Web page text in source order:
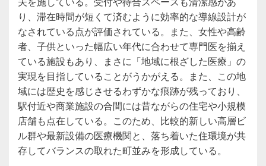
り、滞在時間が短くて済むように効率的な導線設計が
なされている点が評価されている。また、女性や高齢
者、子供といった幅広い年代に合わせて専門医を揃え
ている施設もあり、まさに「地域に根ざした医療」の
実現を目指していることがうかがえる。また、この地
域には歴史を感じさせるわずかな痕跡が残っており、
駅付近や商業施設の合間には昔ながらの住宅や小規模
店舗も点在している。このため、比較的新しい高層ビ
ル群や最新設備の医療機関と、落ち着いた住環境が共
存してバランスの取れた町並みを形成している。